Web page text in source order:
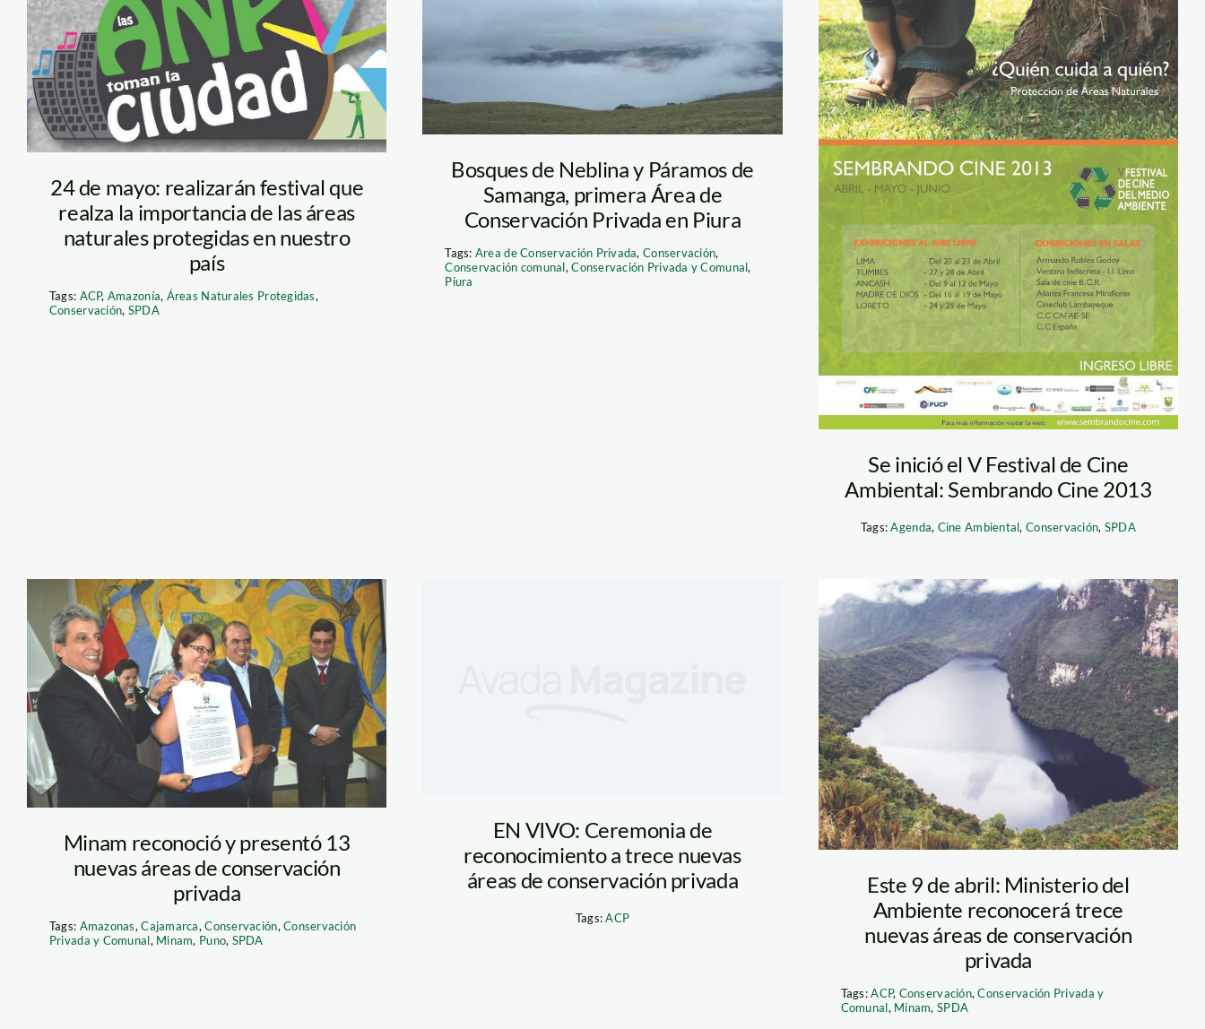
sernanp
24 de mayo: realizarán festival que
realza la importancia de las áreas
naturales protegidas en nuestro
país
Tags: ACP, Amazonía, Áreas Naturales Protegidas,
Conservación, SPDA
neblina samanga
1
Bosques de Neblina y Páramos de
Samanga, primera Área de
Conservación Privada en Piura
Tags: Area de Conservación Privada,Conservación,
Conservación comunal,Conservación Privada y Comunal,
Piura
Se inició el V Festival de Cine
Ambiental: Sembrando Cine 2013
Tags:Agenda, Cine Ambiental, Conservación, SPDA
karina_acp_spda
Minam reconoció y presentó 13
nuevas áreas de conservación
privada
Tags: Amazonas,Cajamarca,Conservación,Conservación
Privada y Comunal, Minam, Puno, SPDA
EN VIVO: Ceremonia de
reconocimiento a trece nuevas
áreas de conservación privada
Tags:ACP
Laguna de los
Condores
210512MSG
Este 9 de abril: Ministerio del
Ambiente reconocerá trece
nuevas áreas de conservación
privada
Tags:ACP, Conservación,Conservación Privada y
Comunal, Minam, SPDA